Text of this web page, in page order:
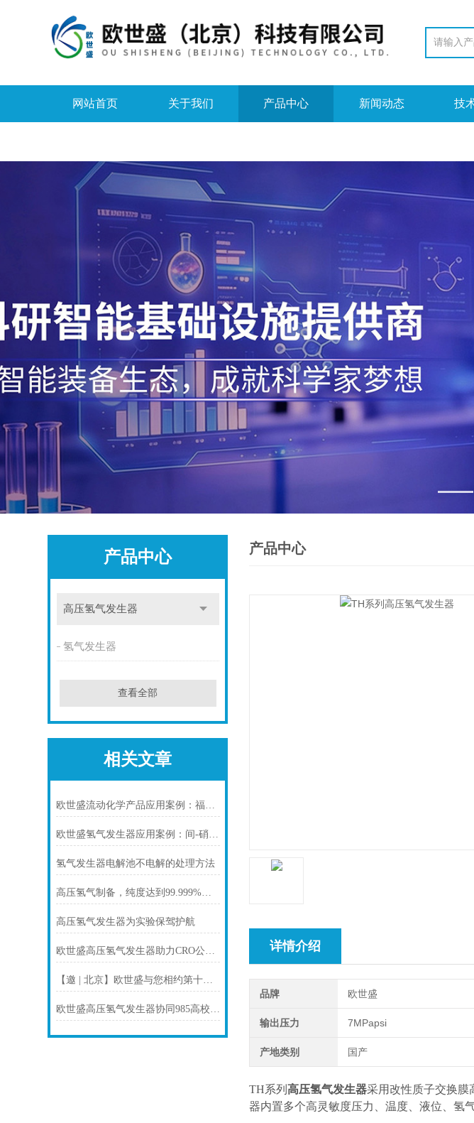
网站首页 关于我们 产品中心 新闻动态 技
产品中心
详情介绍
品牌 欧世盛
输出压力 7MPapsi
产地类别 国产
TH系列高压氢气发生器采用改性质子交换膜
器内置多个高灵敏度压力、温度、液位、氢
产品中心
高压氢气发生器
氢气发生器
查看全部
相关文章
欧世盛流动化学产品应用案例：福州大学过程强化的恶喹酸多步连续流合成
欧世盛氢气发生器应用案例：间-硝基(三氟甲基)苯连续加氢工艺研究
氢气发生器电解池不电解的处理方法
高压氢气制备，纯度达到99.999%的技术点解惑
高压氢气发生器为实验保驾护航
欧世盛高压氢气发生器助力CRO公司连续化反应突破
【邀 | 北京】欧世盛与您相约第十二届全国煤化工青年学者论坛（展位：B09）
欧世盛高压氢气发生器协同985高校团队实现加氢反应效率突破